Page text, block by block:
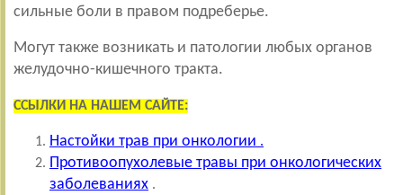
сильные боли в правом подреберье.
Могут также возникать и патологии любых органов
желудочно-кишечного тракта.
ССЫЛКИ НА НАШЕМ САЙТЕ:
Настойки трав при онкологии .
Противоопухолевые травы при онкологических
заболеваниях .